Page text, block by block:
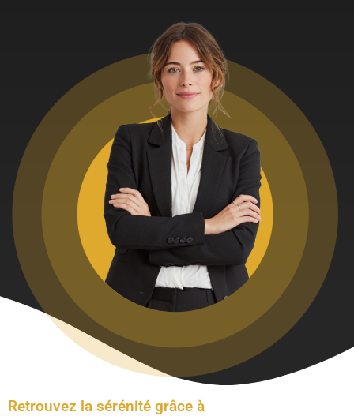
Retrouvez la sérénité grâce à